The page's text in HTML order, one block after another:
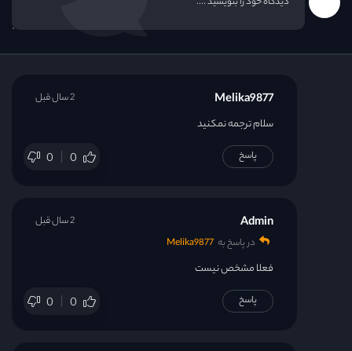
Melika9877
سلام ترجمه نمکنید
0 0
2 سال قبل
پاسخ
Admin
در پاسخ به Melika9877
فعلا مشخص نیست
0 0
2 سال قبل
پاسخ